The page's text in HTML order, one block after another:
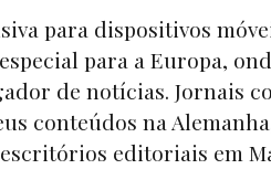
para dispositivos
para a Europa,
de notícias. Jornais
conteúdos na
editoriais em